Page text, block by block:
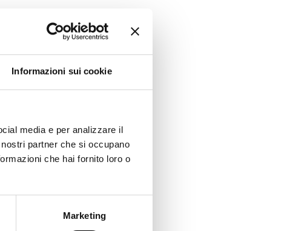
Informazioni sui cookie
media e per analizzare il
partner che si occupano
che hai fornito loro o
Marketing